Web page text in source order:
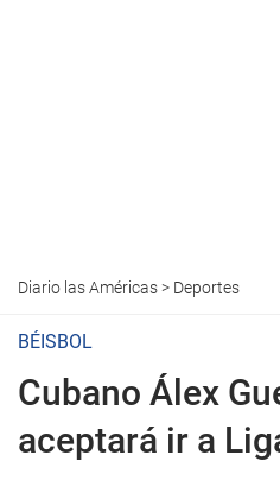
Diario las Américas> Deportes
BÉISBOL
Cubano Álex
aceptará ir a